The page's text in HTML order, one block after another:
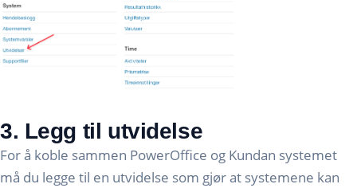
3. Legg til utvidelse
For å koble sammen PowerOffice og Kundan systemet
må du legge til en utvidelse som gjør at systemene kan